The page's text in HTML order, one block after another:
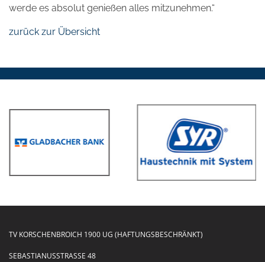
werde es absolut genießen alles mitzunehmen.“
zurück zur Übersicht
TV KORSCHENBROICH 1900 UG (HAFTUNGSBESCHRÄNKT)
SEBASTIANUSSTRASSE 48